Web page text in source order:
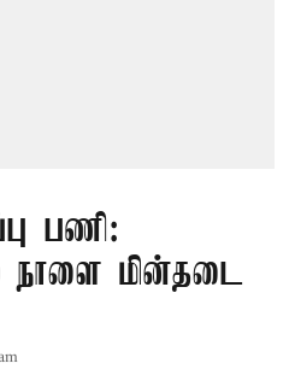
பணி:
நாளை மின்தடை